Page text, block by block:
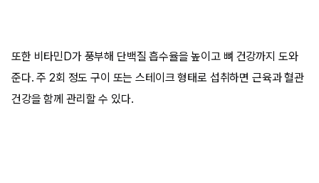
또한 비타민D가 풍부해 단백질 흡수율을 높이고 뼈 건강까지 도와
준다. 주 2회 정도 구이 또는 스테이크 형태로 섭취하면 근육과 혈관
건강을 함께 관리할 수 있다.